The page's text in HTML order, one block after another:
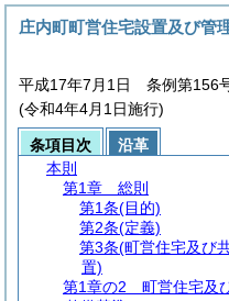
庄内町町営住宅設置及び管
平成17年7月1日 条例第156
(令和4年4月1日施行)
条項目次
沿革
本則
第1章
総則
第1条(目的)
第2条(定義)
第3条(町営住宅及び
置)
第1章の2
町営住宅及